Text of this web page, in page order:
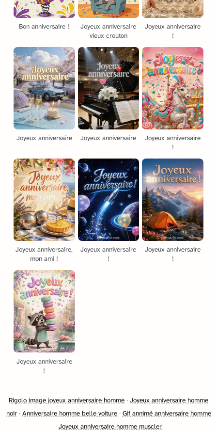
Bon anniversaire !
Joyeux anniversaire
vieux crouton
Joyeux anniversaire
!
Joyeux anniversaire Joyeux anniversaire
Joyeux anniversaire
!
Joyeux anniversaire,
mon ami !
Joyeux anniversaire
!
Joyeux anniversaire
!
Joyeux anniversaire
!
Rigolo image joyeux anniversaire homme · Joyeux anniversaire homme
noir· Anniversaire homme belle voiture· Gif annimé anniversaire homme
· Joyeux anniversaire homme muscler